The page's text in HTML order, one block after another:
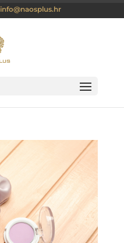
info@naosplus.hr